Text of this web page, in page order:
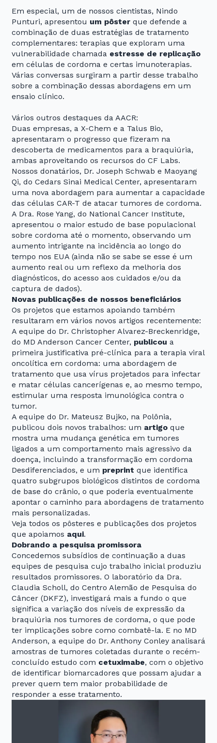
Em especial, um de nossos cientistas, Nindo
Punturi, apresentou um pôster que defende a
combinação de duas estratégias de tratamento
complementares: terapias que exploram uma
vulnerabilidade chamada estresse de replicação
em células de cordoma e certas imunoterapias.
Várias conversas surgiram a partir desse trabalho
sobre a combinação dessas abordagens em um
ensaio clínico.
Vários outros destaques da AACR:
Duas empresas, a X-Chem e a Talus Bio,
apresentaram o progresso que fizeram na
descoberta de medicamentos para a braquiúria,
ambas aproveitando os recursos do CF Labs.
Nossos donatários, Dr. Joseph Schwab e Maoyang
Qi, do Cedars Sinai Medical Center, apresentaram
uma nova abordagem para aumentar a capacidade
das células CAR-T de atacar tumores de cordoma.
A Dra. Rose Yang, do National Cancer Institute,
apresentou o maior estudo de base populacional
sobre cordoma até o momento, observando um
aumento intrigante na incidência ao longo do
tempo nos EUA (ainda não se sabe se esse é um
aumento real ou um reflexo da melhoria dos
diagnósticos, do acesso aos cuidados e/ou da
captura de dados).
Novas publicações de nossos beneficiários
Os projetos que estamos apoiando também
resultaram em vários novos artigos recentemente:
A equipe do Dr. Christopher Alvarez-Breckenridge,
do MD Anderson Cancer Center, publicou a
primeira justificativa pré-clínica para a terapia viral
oncolítica em cordoma: uma abordagem de
tratamento que usa vírus projetados para infectar
e matar células cancerígenas e, ao mesmo tempo,
estimular uma resposta imunológica contra o
tumor.
A equipe do Dr. Mateusz Bujko, na Polônia,
publicou dois novos trabalhos: um artigo que
mostra uma mudança genética em tumores
ligados a um comportamento mais agressivo da
doença, incluindo a transformação em cordoma
Desdiferenciados, e um preprint que identifica
quatro subgrupos biológicos distintos de cordoma
de base do crânio, o que poderia eventualmente
apontar o caminho para abordagens de tratamento
mais personalizadas.
Veja todos os pôsteres e publicações dos projetos
que apoiamos aqui.
Dobrando a pesquisa promissora
Concedemos subsídios de continuação a duas
equipes de pesquisa cujo trabalho inicial produziu
resultados promissores. O laboratório da Dra.
Claudia Scholl, do Centro Alemão de Pesquisa do
Câncer (DKFZ), investigará mais a fundo o que
significa a variação dos níveis de expressão da
braquiúria nos tumores de cordoma, o que pode
ter implicações sobre como combatê-la. E no MD
Anderson, a equipe do Dr. Anthony Conley analisará
amostras de tumores coletadas durante o recém-
concluído estudo com cetuximabe, com o objetivo
de identificar biomarcadores que possam ajudar a
prever quem tem maior probabilidade de
responder a esse tratamento.